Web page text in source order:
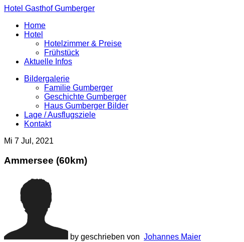
Hotel Gasthof Gumberger
Home
Hotel
Hotelzimmer & Preise
Frühstück
Aktuelle Infos
Bildergalerie
Familie Gumberger
Geschichte Gumberger
Haus Gumberger Bilder
Lage / Ausflugsziele
Kontakt
Mi 7 Jul, 2021
Ammersee (60km)
by geschrieben von Johannes Maier